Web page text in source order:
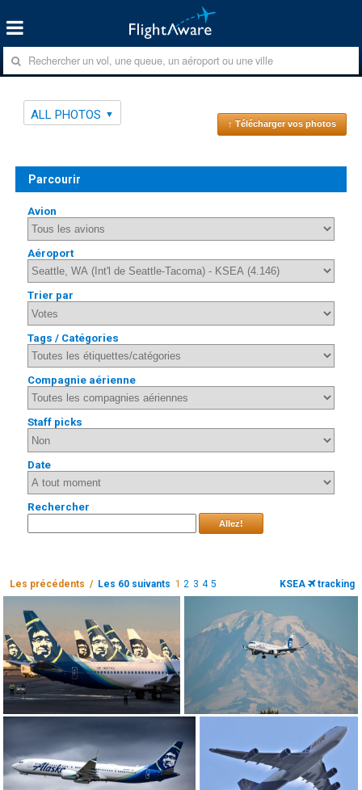
ALL PHOTOS
↑ Télécharger vos photos
Parcourir
Avion
Aéroport
Trier par
Tags / Catégories
Compagnie aérienne
Staff picks
Date
Rechercher
Allez!
Les précédents / Les 60 suivants 1 2 3 4 5 KSEA tracking